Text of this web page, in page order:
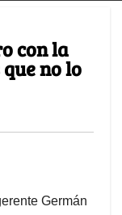
con la
no lo
Germán